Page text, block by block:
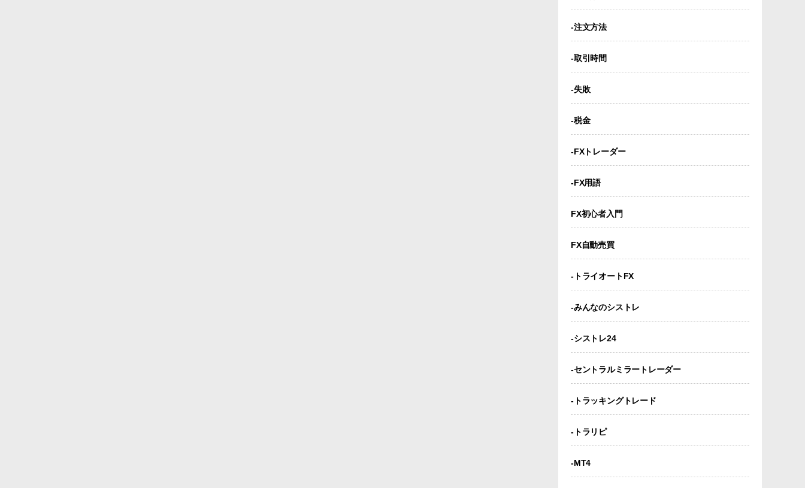
-注文方法
-取引時間
-失敗
-税金
-FXトレーダー
-FX用語
FX初心者入門
FX自動売買
-トライオートFX
-みんなのシストレ
-シストレ24
-セントラルミラートレーダー
-トラッキングトレード
-トラリピ
-MT4